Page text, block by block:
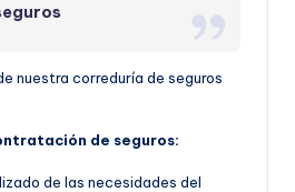
nuestra correduría de seguros
de seguros:
de las necesidades del